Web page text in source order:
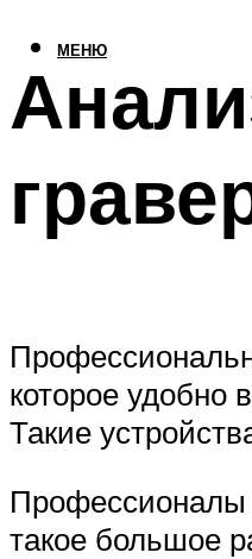
МЕНЮ
которое удобно
Такие
Профессионалы
такое большое